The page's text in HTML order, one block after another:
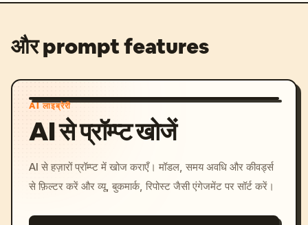
और prompt features
AI लाइब्रेरी
AI से प्रॉम्प्ट खोजें
AI से हज़ारों प्रॉम्प्ट में खोज कराएँ। मॉडल, समय अवधि और कीवर्ड्स
से फ़िल्टर करें और व्यू, बुकमार्क, रिपोस्ट जैसी एंगेजमेंट पर सॉर्ट करें।